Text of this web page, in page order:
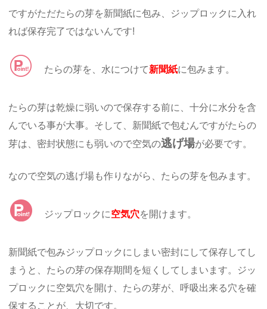
ですがただたらの芽を新聞紙に包み、ジップロックに入れ
れば保存完了ではないんです!
たらの芽を、水につけて新聞紙に包みます。
たらの芽は乾燥に弱いので保存する前に、十分に水分を含
んでいる事が大事。そして、新聞紙で包むんですがたらの
芽は、密封状態にも弱いので空気の逃げ場が必要です。
なので空気の逃げ場も作りながら、たらの芽を包みます。
ジップロックに空気穴を開けます。
新聞紙で包みジップロックにしまい密封にして保存してし
まうと、たらの芽の保存期間を短くしてしまいます。ジッ
プロックに空気穴を開け、たらの芽が、呼吸出来る穴を確
保することが、大切です。